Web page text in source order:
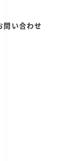
問い合わせ